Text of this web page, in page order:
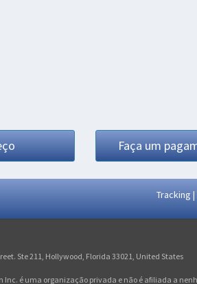
Faça um
Tracking |
Ste 211, Hollywood, Florida 33021, United States
Inc. é uma organização privada e não é afiliada a